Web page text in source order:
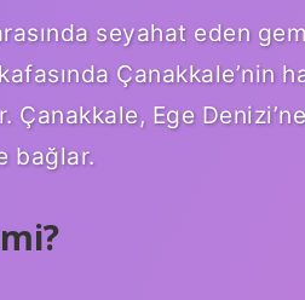
seyahat eden
Çanakkale’nin
Ege
bağlar.